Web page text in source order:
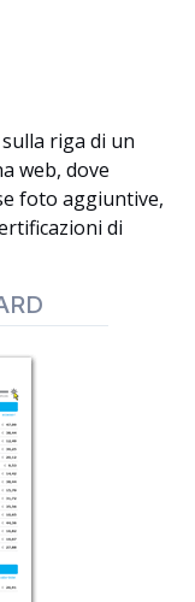
sulla riga di un
web, dove
foto aggiuntive,
di